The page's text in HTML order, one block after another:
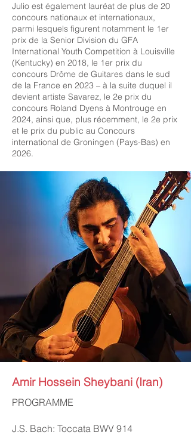
Julio est également lauréat de plus de 20
concours nationaux et internationaux,
parmi lesquels figurent notamment le 1er
prix de la Senior Division du GFA
International Youth Competition à Louisville
(Kentucky) en 2018, le 1er prix du
concours Drôme de Guitares dans le sud
de la France en 2023 – à la suite duquel il
devient artiste Savarez, le 2e prix du
concours Roland Dyens à Montrouge en
2024, ainsi que, plus récemment, le 2e prix
et le prix du public au Concours
international de Groningen (Pays-Bas) en
2026.
Amir Hossein Sheybani (Iran)
PROGRAMME
J.S. Bach: Toccata BWV 914